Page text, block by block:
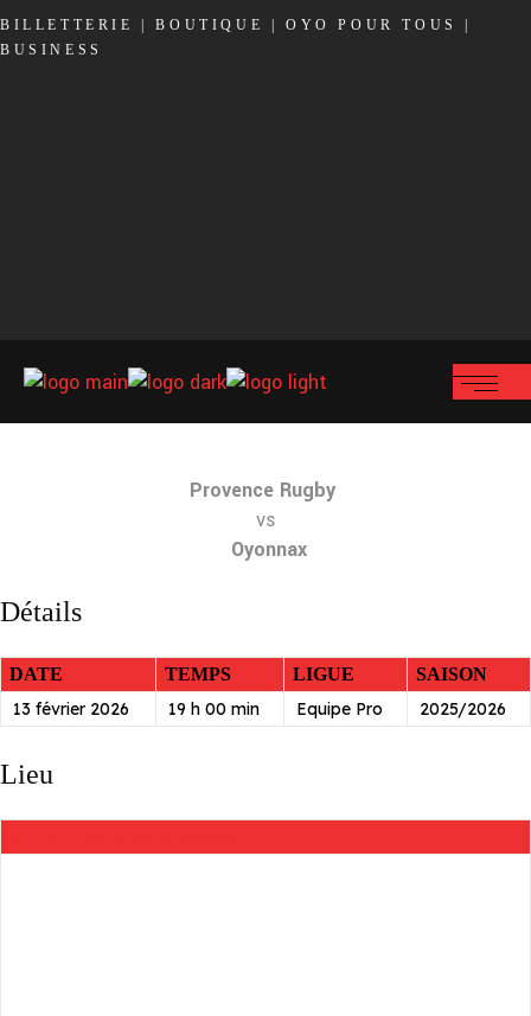
BILLETTERIE |BOUTIQUE |OYO POUR TOUS
BUSINESS
Provence Rugby
vs
Oyonnax
Détails
DATE TEMPS LIGUE SAISON
13 février 2026 19 h 00 min Equipe Pro 2025/2026
Lieu